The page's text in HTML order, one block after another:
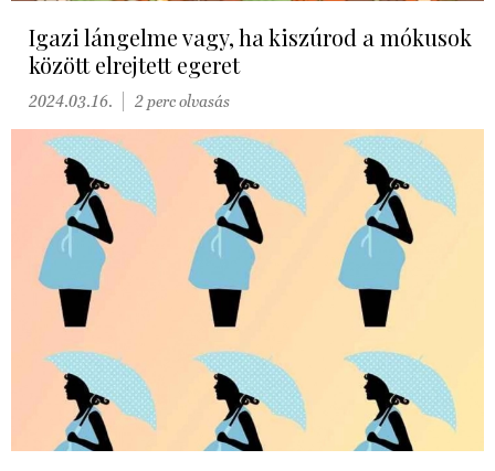
Igazi lángelme vagy, ha kiszúrod a mókusok
között elrejtett egeret
2024.03.16. 2 perc olvasás